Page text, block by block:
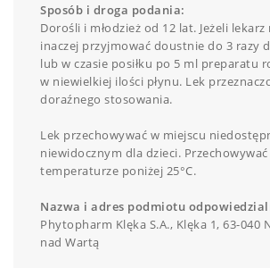
Sposób i droga podania:
Dorośli i młodzież od 12 lat. Jeżeli lekarz
inaczej przyjmować doustnie do 3 razy
lub w czasie posiłku po 5 ml preparatu
w niewielkiej ilości płynu. Lek
doraźnego stosowania.
Lek przechowywać w miejscu
niewidocznym dla dzieci. Przechowywać
temperaturze poniżej 25°C.
Nazwa i adres podmiotu
Phytopharm Klęka S.A., Klęka 1, 63-040
nad Wartą